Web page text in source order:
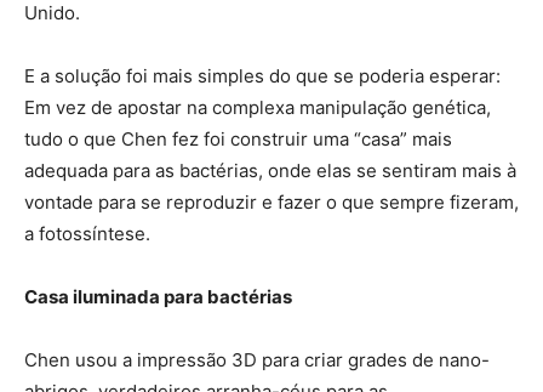
Unido.
E a solução foi mais simples do que se poderia esperar:
Em vez de apostar na complexa manipulação genética,
tudo o que Chen fez foi construir uma “casa” mais
adequada para as bactérias, onde elas se sentiram mais à
vontade para se reproduzir e fazer o que sempre fizeram,
a fotossíntese.
Casa iluminada para bactérias
Chen usou a impressão 3D para criar grades de nano-